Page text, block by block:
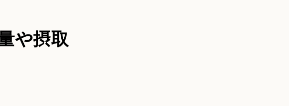
や摂取